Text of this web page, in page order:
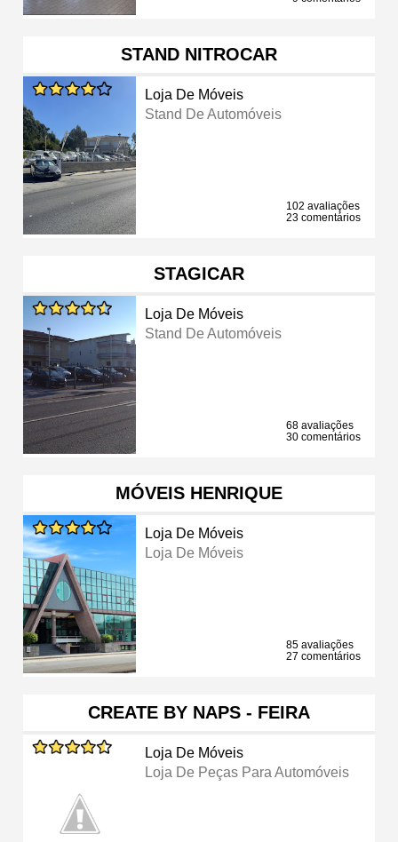
STAND NITROCAR
Loja De Móveis
Stand De Automóveis
102 avaliações
23 comentários
STAGICAR
Loja De Móveis
Stand De Automóveis
68 avaliações
30 comentários
MÓVEIS HENRIQUE
Loja De Móveis
Loja De Móveis
85 avaliações
27 comentários
CREATE BY NAPS - FEIRA
Loja De Móveis
Loja De Peças Para Automóveis